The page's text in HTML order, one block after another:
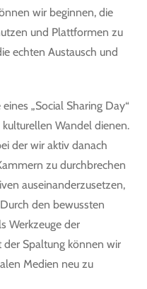
wir beginnen, die
und Plattformen zu
echten Austausch und
„Social Sharing Day“
Wandel dienen.
der wir aktiv danach
zu durchbrechen
auseinanderzusetzen,
den bewussten
Werkzeuge der
Spaltung können wir
Medien neu zu